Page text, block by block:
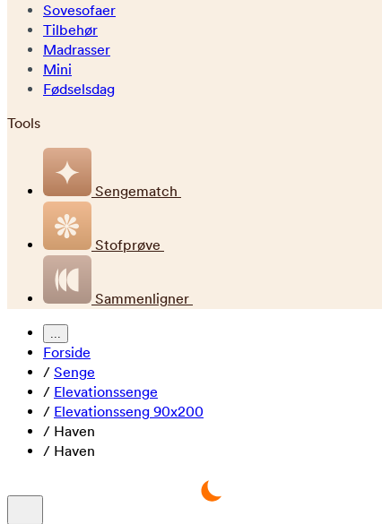
Sovesofaer
Tilbehør
Madrasser
Mini
Fødselsdag
Tools
Sengematch
Stofprøve
Sammenligner
...
Forside
/ Senge
/ Elevationssenge
/ Elevationsseng 90x200
/ Haven
/ Haven